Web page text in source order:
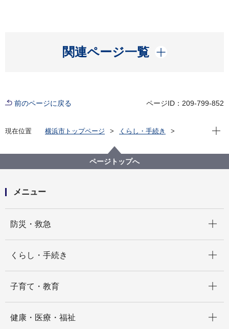
関連ページ一覧
開く
前のページに戻る ページID：209-799-852
現在位置 横浜市トップページ
くらし・手続き
神奈川区デジタルライブラリー
（１）沿岸部エリア
国道15号６
現在
ページトップへ
メニュー
防災・救急
くらし・手続き
子育て・教育
健康・医療・福祉